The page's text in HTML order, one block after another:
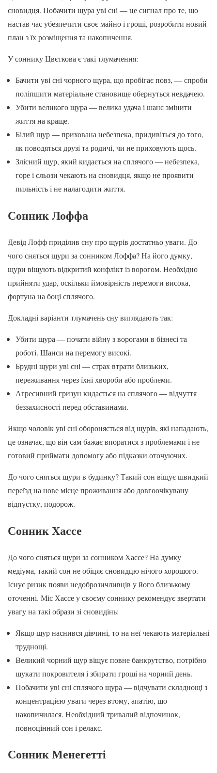
сновидця. Побачити щура уві сні — це сигнал про те, що
настав час убезпечити своє майно і гроші, розробити новий
план з їх розміщення та накопичення.
У соннику Цвєткова є такі тлумачення:
Бачити уві сні чорного щура, що пробігає повз, — спроби
поліпшити матеріальне становище обернуться невдачею.
Убити великого щура — велика удача і шанс змінити
життя на краще.
Білий щур — прихована небезпека, придивіться до того,
як поводяться друзі та родичі, чи не приховують щось.
Злісний щур, який кидається на сплячого — небезпека,
горе і сльози чекають на сновидця, якщо не проявити
пильність і не налагодити життя.
Сонник Лоффа
Девід Лофф приділив сну про щурів достатньо уваги. До
чого сняться щури за сонником Лоффа? На його думку,
щури віщують відкритий конфлікт із ворогом. Необхідно
прийняти удар, оскільки ймовірність перемоги висока,
фортуна на боці сплячого.
Докладні варіанти тлумачень сну виглядають так:
Убити щура — почати війну з ворогами в бізнесі та
роботі. Шанси на перемогу високі.
Брудні щури уві сні — страх втрати близьких,
переживання через їхні хвороби або проблеми.
Агресивний гризун кидається на сплячого — відчуття
беззахисності перед обставинами.
Якщо чоловік уві сні обороняється від щурів, які нападають,
це означає, що він сам бажає впоратися з проблемами і не
готовий приймати допомогу або підказки оточуючих.
До чого сняться щури в будинку? Такий сон віщує швидкий
переїзд на нове місце проживання або довгоочікувану
відпустку, подорож.
Сонник Хассе
До чого сняться щури за сонником Хассе? На думку
медіума, такий сон не обіцяє сновидцю нічого хорошого.
Існує ризик появи недоброзичливців у його близькому
оточенні. Міс Хассе у своєму соннику рекомендує звертати
увагу на такі образи зі сновидінь:
Якщо щур наснився дівчині, то на неї чекають матеріальні
труднощі.
Великий чорний щур віщує повне банкрутство, потрібно
шукати покровителя і збирати гроші на чорний день.
Побачити уві сні сплячого щура — відчувати складнощі з
концентрацією уваги через втому, апатію, що
накопичилася. Необхідний тривалий відпочинок,
повноцінний сон і релакс.
Сонник Менегетті